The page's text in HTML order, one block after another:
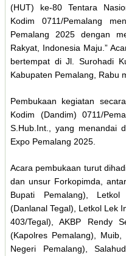
(HUT) ke-80 Tentara
Kodim 0711/Pemalang
Pemalang 2025 dengan
Rakyat, Indonesia Maju.”
bertempat di Jl. Surohadi
Kabupaten Pemalang, Rabu
Pembukaan kegiatan
Kodim (Dandim) 0711/
S.Hub.Int., yang menandai
Expo Pemalang 2025.
Acara pembukaan turut
dan unsur Forkopimda,
Bupati Pemalang),
(Danlanal Tegal), Letkol Lek
403/Tegal), AKBP Rendy
(Kapolres Pemalang),
Negeri Pemalang),